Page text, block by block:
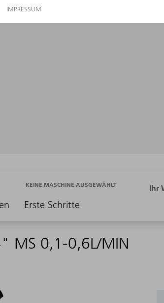
Erste Schritte
KEINE MASCHINE AUSGEWÄHLT
MS 0,1-0,6L/MIN